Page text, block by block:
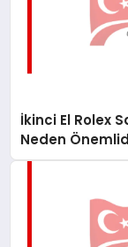
İkinci El Rolex
Neden